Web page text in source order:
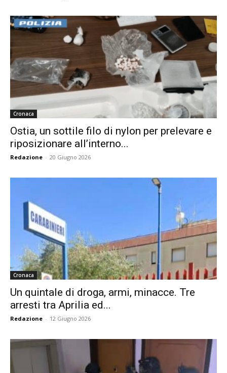
Cronaca
Ostia, un sottile filo di nylon per prelevare e
riposizionare all’interno...
Redazione - 20 Giugno 2026
Cronaca
Un quintale di droga, armi, minacce. Tre
arresti tra Aprilia ed...
Redazione - 12 Giugno 2026